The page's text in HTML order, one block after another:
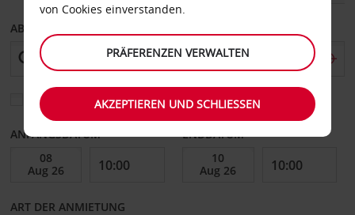
ABHOLEN VON
Eine andere Rückgabestation auswählen
ANFANGSDATUM ENDDATUM
ART DER ANMIETUNG
von Cookies einverstanden.
PRÄFERENZEN VERWALTEN
AKZEPTIEREN UND SCHLIESSEN